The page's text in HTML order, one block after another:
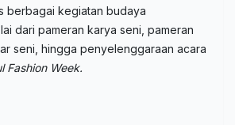
berbagai kegiatan budaya
dari pameran karya seni, pameran
seni, hingga penyelenggaraan acara
Fashion Week.